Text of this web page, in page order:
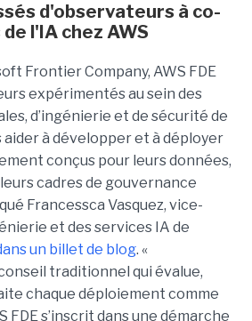
d'observateurs à co-
l'IA chez AWS
Frontier Company, AWS FDE
expérimentés au sein des
d’ingénierie et de sécurité de
à développer et à déployer
conçus pour leurs données,
cadres de gouvernance
Francessca Vasquez, vice-
et des services IA de
un billet de blog. «
traditionnel qui évalue,
chaque déploiement comme
FDE s’inscrit dans une démarche